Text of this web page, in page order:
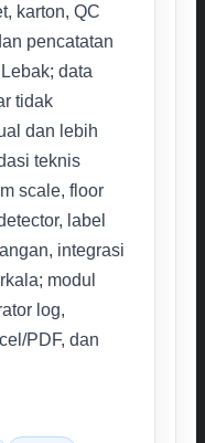
karton, QC
pencatatan
data
tidak
dan lebih
teknis
scale, floor
label
integrasi
modul
log,
PDF, dan